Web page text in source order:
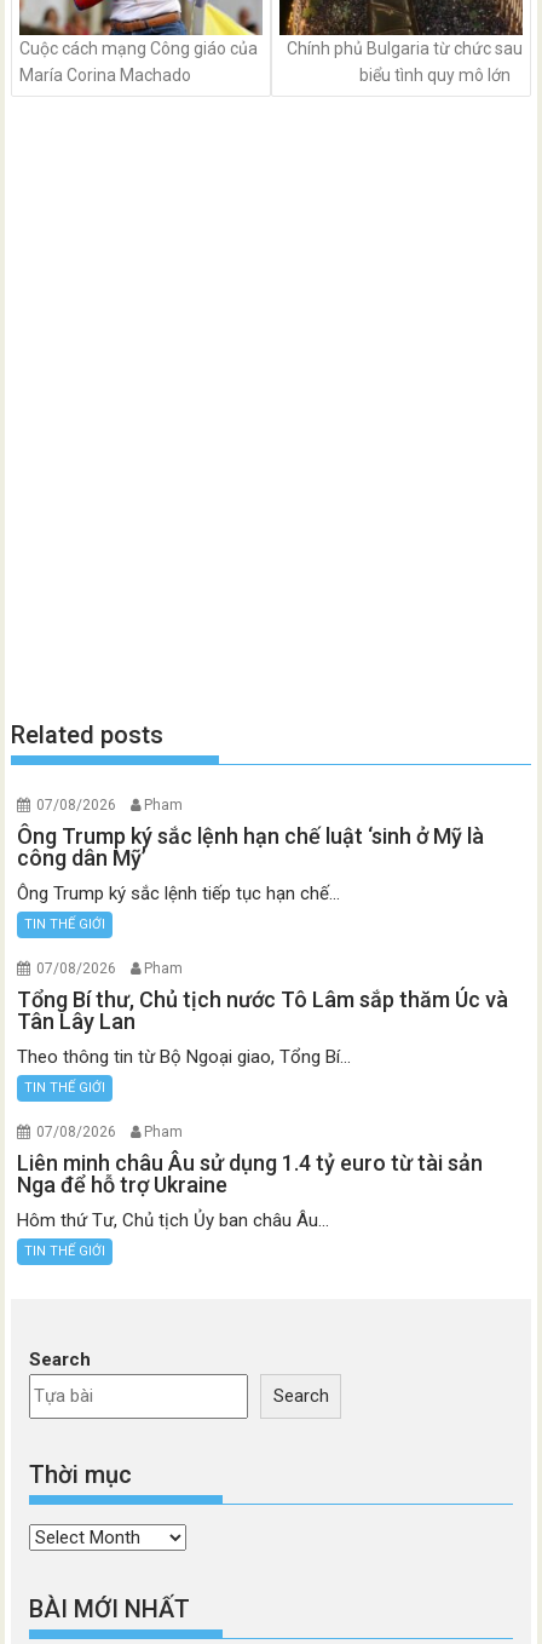
Cuộc cách mạng Công giáo của
María Corina Machado
Chính phủ Bulgaria từ chức sau
biểu tình quy mô lớn
Related posts
07/08/2026 Pham
Ông Trump ký sắc lệnh hạn chế luật ‘sinh ở Mỹ là
công dân Mỹ’
Ông Trump ký sắc lệnh tiếp tục hạn chế...
TIN THẾ GIỚI
07/08/2026 Pham
Tổng Bí thư, Chủ tịch nước Tô Lâm sắp thăm Úc và
Tân Lây Lan
Theo thông tin từ Bộ Ngoại giao, Tổng Bí...
TIN THẾ GIỚI
07/08/2026 Pham
Liên minh châu Âu sử dụng 1.4 tỷ euro từ tài sản
Nga để hỗ trợ Ukraine
Hôm thứ Tư, Chủ tịch Ủy ban châu Âu...
TIN THẾ GIỚI
Search
Search
Thời mục
Thời
BÀI MỚI NHẤT